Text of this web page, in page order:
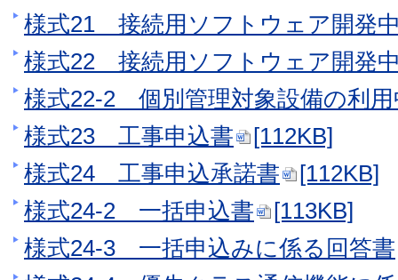
様式21 接続用ソフトウェア開発
様式22 接続用ソフトウェア開発
様式22-2 個別管理対象設備の利用
様式23 工事申込書
[112KB]
様式24 工事申込承諾書
[112KB]
様式24-2 一括申込書
[113KB]
様式24-3 一括申込みに係る回答書